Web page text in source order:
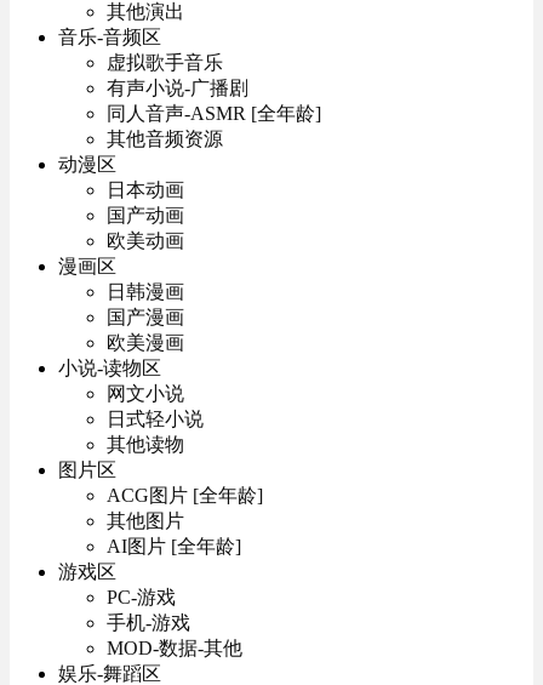
其他演出
音乐-音频区
虚拟歌手音乐
有声小说-广播剧
同人音声-ASMR [全年龄]
其他音频资源
动漫区
日本动画
国产动画
欧美动画
漫画区
日韩漫画
国产漫画
欧美漫画
小说-读物区
网文小说
日式轻小说
其他读物
图片区
ACG图片 [全年龄]
其他图片
AI图片 [全年龄]
游戏区
PC-游戏
手机-游戏
MOD-数据-其他
娱乐-舞蹈区